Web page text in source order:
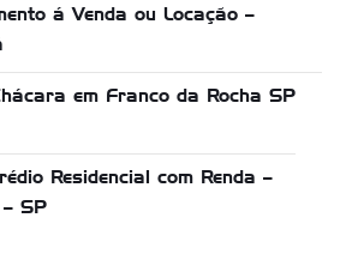
á Venda ou Locação –
em Franco da Rocha SP
Residencial com Renda –
SP